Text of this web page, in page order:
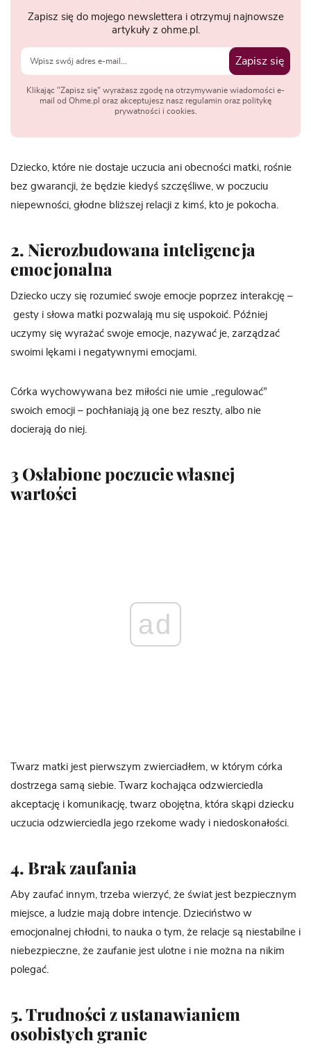
Zapisz się do mojego newslettera i otrzymuj najnowsze
artykuły z ohme.pl.
Zapisz się
Klikając "Zapisz się" wyrażasz zgodę na otrzymywanie wiadomości e-
mail od Ohme.pl oraz akceptujesz nasz regulamin oraz politykę
prywatności i cookies.
Dziecko, które nie dostaje uczucia ani obecności matki, rośnie
bez gwarancji, że będzie kiedyś szczęśliwe, w poczuciu
niepewności, głodne bliższej relacji z kimś, kto je pokocha.
2. Nierozbudowana inteligencja
emocjonalna
Dziecko uczy się rozumieć swoje emocje poprzez interakcję –
gesty i słowa matki pozwalają mu się uspokoić. Później
uczymy się wyrażać swoje emocje, nazywać je, zarządzać
swoimi lękami i negatywnymi emocjami.
Córka wychowywana bez miłości nie umie „regulować”
swoich emocji – pochłaniają ją one bez reszty, albo nie
docierają do niej.
3 Osłabione poczucie własnej
wartości
ad
Twarz matki jest pierwszym zwierciadłem, w którym córka
dostrzega samą siebie. Twarz kochająca odzwierciedla
akceptację i komunikację, twarz obojętna, która skąpi dziecku
uczucia odzwierciedla jego rzekome wady i niedoskonałości.
4. Brak zaufania
Aby zaufać innym, trzeba wierzyć, że świat jest bezpiecznym
miejsce, a ludzie mają dobre intencje. Dzieciństwo w
emocjonalnej chłodni, to nauka o tym, że relacje są niestabilne i
niebezpieczne, że zaufanie jest ulotne i nie można na nikim
polegać.
5. Trudności z ustanawianiem
osobistych granic